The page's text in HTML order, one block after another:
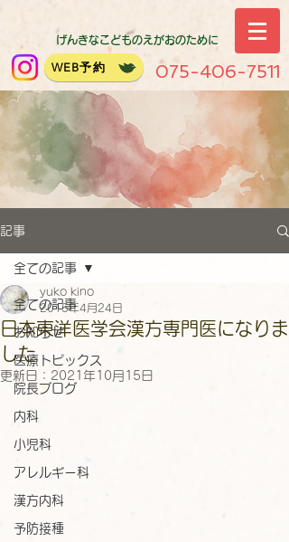
げんきなこどものえがおのために
WEB予約 075-406-7511
記事
全ての記事
お知らせ
医療トピックス
院長ブログ
内科
小児科
アレルギー科
漢方内科
予防接種
全ての記事
日本東洋医学会漢方専門医になりま
した
yuko kino
2015年4月24日
更新日： 2021年10月15日